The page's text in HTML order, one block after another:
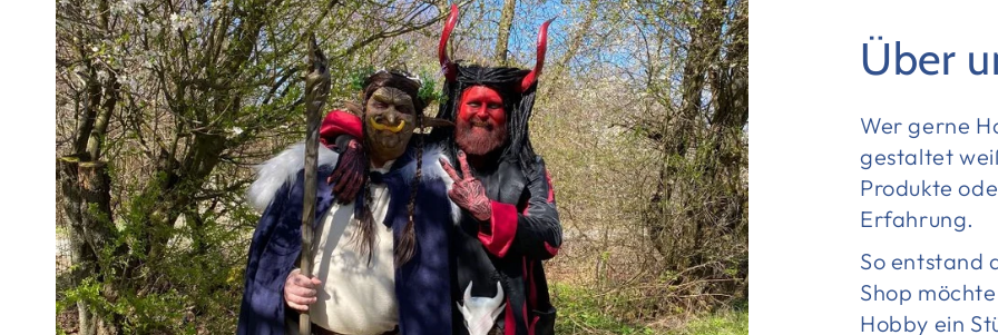
Über
Wer gerne
gestaltet
Produkte
Erfahrung.
So entstand
Shop
Hobby ein